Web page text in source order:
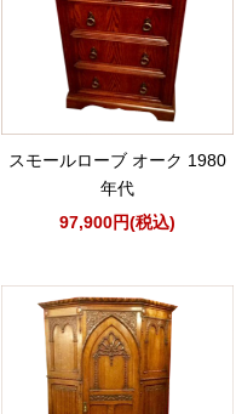
スモールローブ オーク 1980
年代
97,900円(税込)